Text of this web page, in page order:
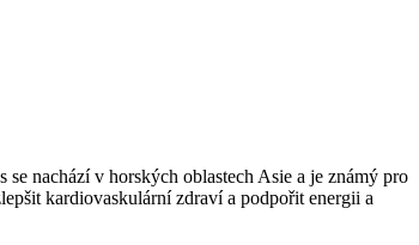
nachází v horských oblastech Asie a je známý pro
kardiovaskulární zdraví a podpořit energii a